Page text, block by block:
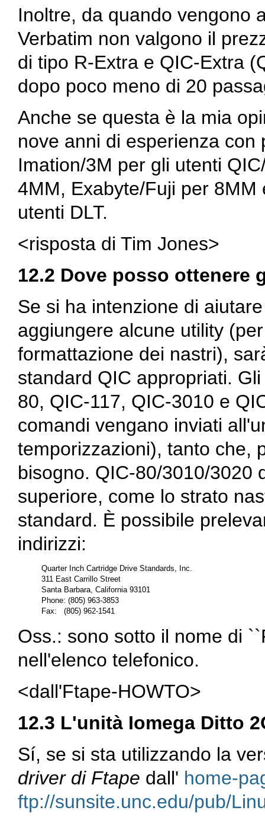
Inoltre, da quando vengono
Verbatim non valgono il
di tipo R-Extra e QIC-Extra
dopo poco meno di 20
Anche se questa è la mia
nove anni di esperienza
Imation/3M per gli utenti
4MM, Exabyte/Fuji per
utenti DLT.
<risposta di Tim Jones>
12.2 Dove posso ottenere
Se si ha intenzione di
aggiungere alcune utility
formattazione dei nastri),
standard QIC appropriati.
80, QIC-117, QIC-3010 e
comandi vengano inviati
temporizzazioni), tanto che,
bisogno. QIC-80/3010/3020
superiore, come lo strato
standard. È possibile
indirizzi:
Quarter Inch Cartridge Drive Standards, Inc.
311 East Carrillo Street
Santa Barbara, California 93101
Phone: (805) 963-3853
Oss.: sono sotto il nome di
nell'elenco telefonico.
<dall'Ftape-HOWTO>
12.3 L'unità Iomega Ditto
Sí, se si sta utilizzando la
driver di Ftape dall' home-
ftp://sunsite.unc.edu/pub/